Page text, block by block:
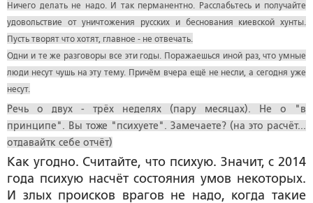
Ничего делать не надо. И так перманентно. Расслабьтесь и получайте
удовольствие от уничтожения русских и беснования киевской хунты.
Пусть творят что хотят, главное - не отвечать.
Одни и те же разговоры все эти годы. Поражаешься иной раз, что умные
люди несут чушь на эту тему. Причём вчера ещё не несли, а сегодня уже
несут.
Речь о двух - трёх неделях (пару месяцах). Не о "в
принципе". Вы тоже "психуете". Замечаете? (на это расчёт...
отдавайтк себе отчёт)
Как угодно. Считайте, что психую. Значит, с 2014
года психую насчёт состояния умов некоторых.
И злых происков врагов не надо, когда такие